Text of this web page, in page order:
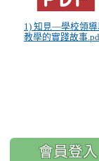
1) 知見—學校領導
教學的實踐故事
:::
會員登入